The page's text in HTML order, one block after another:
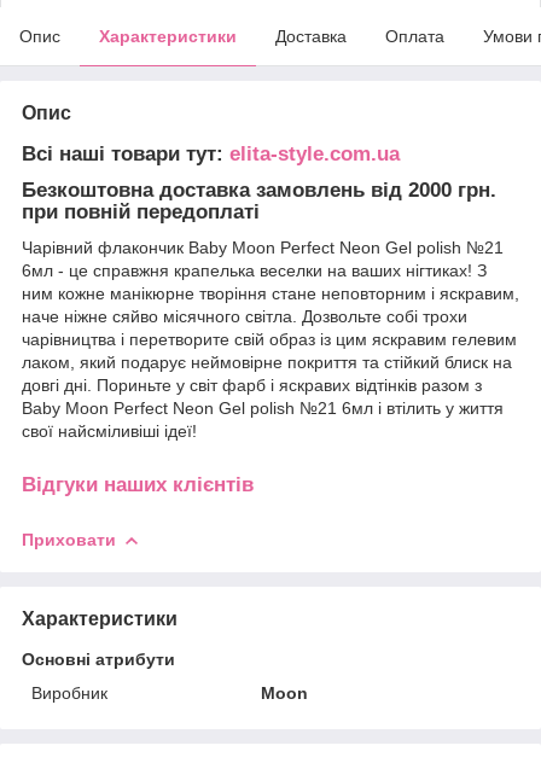
Опис Характеристики Доставка Оплата Умови
Опис
Всі наші товари тут: elita-style.com.ua
Безкоштовна доставка замовлень від 2000 грн.
при повній передоплаті
Чарівний флакончик Baby Moon Perfect Neon Gel polish №21
6мл - це справжня крапелька веселки на ваших нігтиках! З
ним кожне манікюрне творіння стане неповторним і яскравим,
наче ніжне сяйво місячного світла. Дозвольте собі трохи
чарівництва і перетворите свій образ із цим яскравим гелевим
лаком, який подарує неймовірне покриття та стійкий блиск на
довгі дні. Пориньте у світ фарб і яскравих відтінків разом з
Baby Moon Perfect Neon Gel polish №21 6мл і втілить у життя
свої найсміливіші ідеї!
Відгуки наших клієнтів
Приховати
Характеристики
Основні атрибути
Виробник
Moon